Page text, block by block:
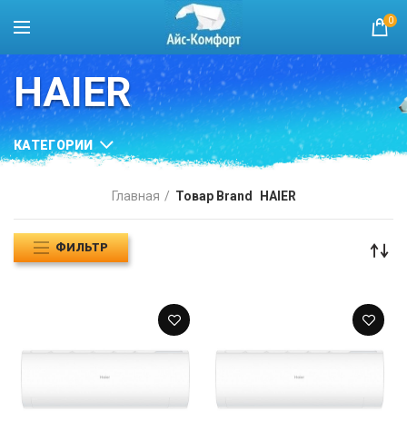
0
HAIER
КАТЕГОРИИ
Главная Товар Brand HAIER
ФИЛЬТР